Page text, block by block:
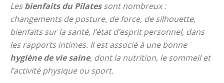
Lesbienfaits du Pilatessont nombreux :
changements de posture, de force, de silhouette,
bienfaits sur la santé, l’état d’esprit personnel, dans
les rapports intimes. Il est associé à une bonne
hygiène de vie saine, dont la nutrition, le sommeil et
l’activité physique ou sport.